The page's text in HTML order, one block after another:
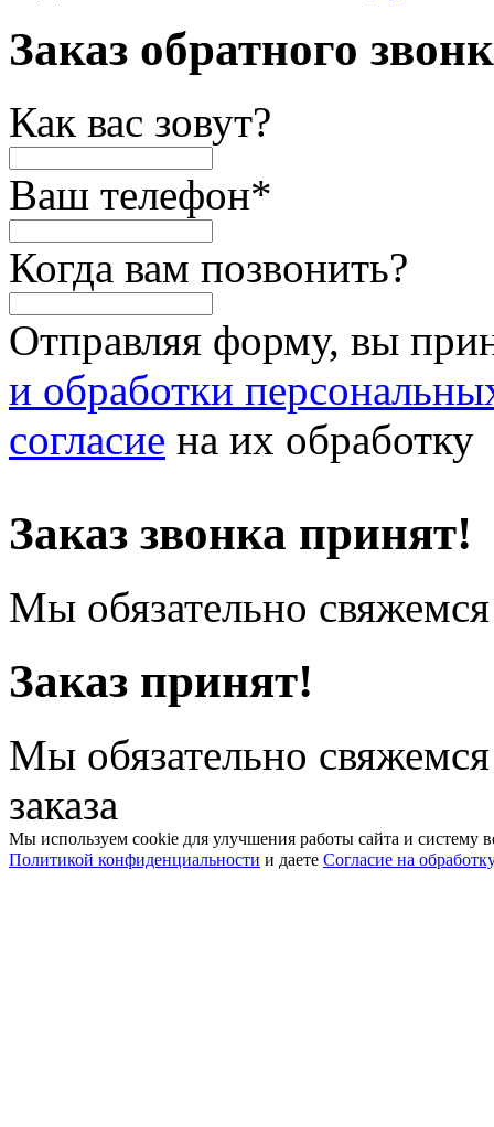
Заказ обратного
Как вас зовут?
Ваш телефон*
Когда вам позвонить?
Отправляя форму, вы
и обработки
согласие на их обработку
Заказ звонка принят!
Мы обязательно
Заказ принят!
Мы обязательно
заказа
Мы используем cookie для улучшения работы сайта и систему
Политикой конфиденциальности и даете Согласие на